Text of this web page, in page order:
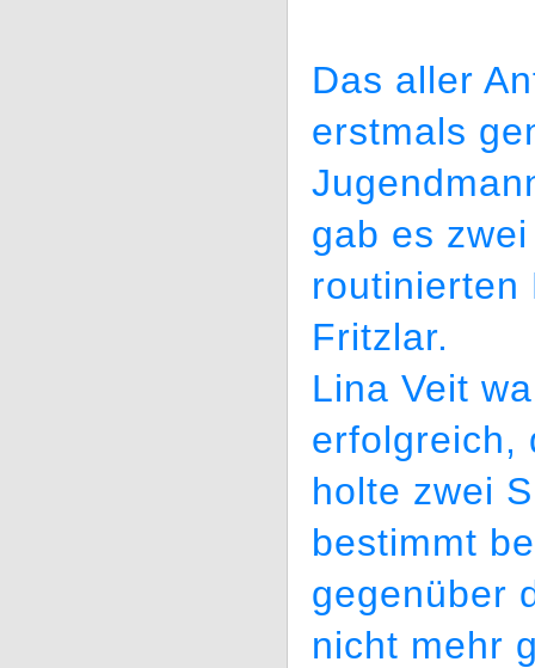
Das aller
erstmals
gab es
routinierten
Fritzlar.
Lina Veit
erfolgreich,
holte zwei
bestimmt
gegenüber
nicht mehr